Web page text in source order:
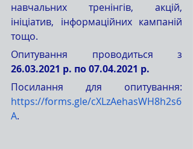
навчальних тренінгів, акцій,
ініціатив, інформаційних кампаній
тощо.
26.03.2021 р. по 07.04.2021 р.
https://forms.gle/cXLzAehasWH8h2s6
A.